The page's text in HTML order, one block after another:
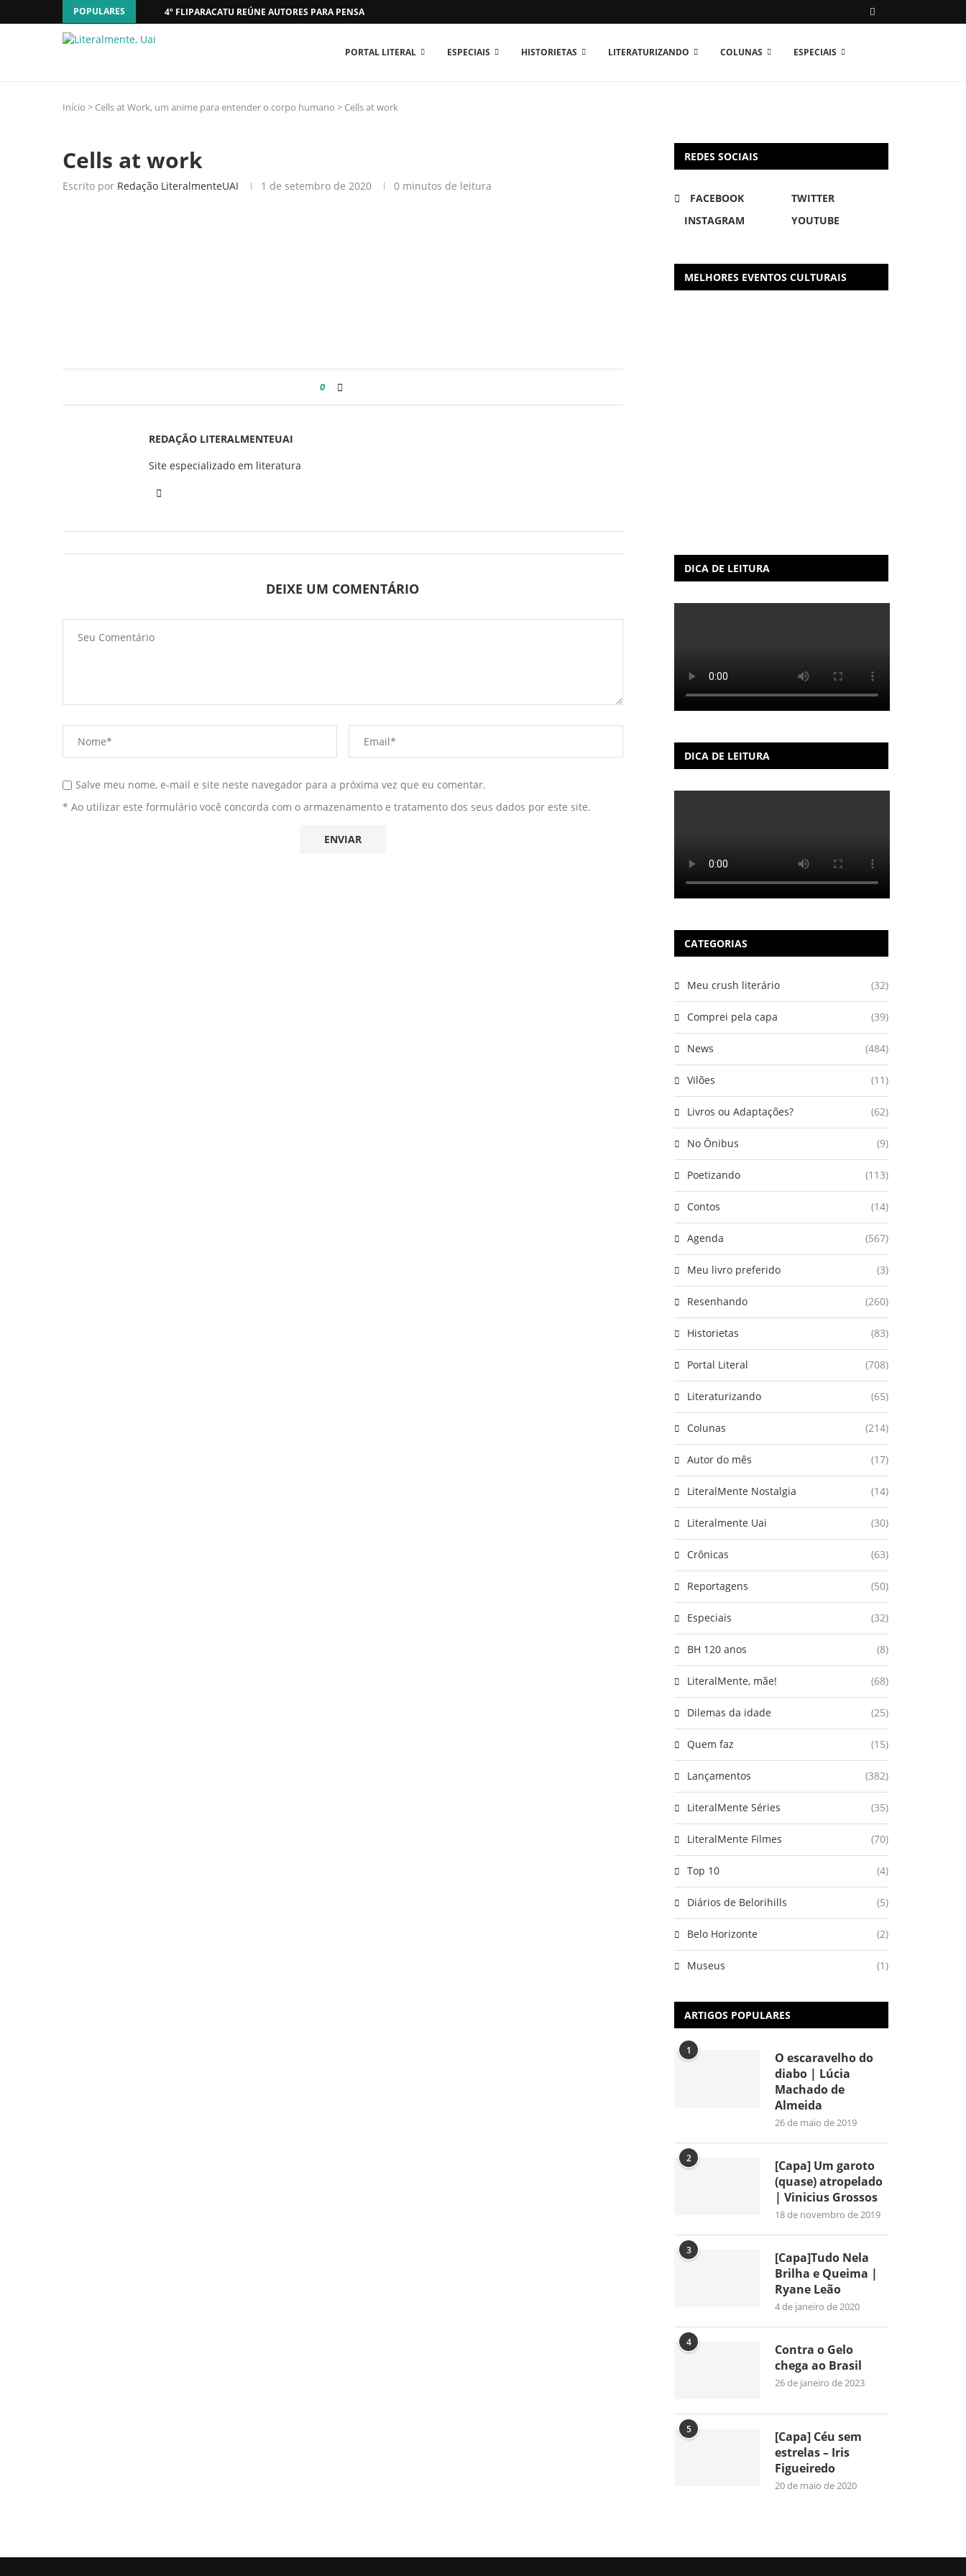
POPULARES 4º FLIPARACATU REÚNE AUTORES PARA PENSAR O MUNDO...
PORTAL LITERAL ESPECIAIS HISTORIETAS LITERATURIZANDO COLUNAS ESPECIAIS
Início > Cells at Work, um anime para entender o corpo humano > Cells at work
Cells at work
Escrito por Redação LiteralmenteUAI 1 de setembro de 2020 0 minutos de leitura
0
REDAÇÃO LITERALMENTEUAI
Site especializado em literatura
DEIXE UM COMENTÁRIO
Salve meu nome, e-mail e site neste navegador para a próxima vez que eu comentar.
* Ao utilizar este formulário você concorda com o armazenamento e tratamento dos seus dados por este site.
REDES SOCIAIS
FACEBOOK
TWITTER
INSTAGRAM
YOUTUBE
MELHORES EVENTOS CULTURAIS
DICA DE LEITURA
DICA DE LEITURA
CATEGORIAS
Meu crush literário (32)
Comprei pela capa (39)
News (484)
Vilões (11)
Livros ou Adaptações? (62)
No Ônibus (9)
Poetizando (113)
Contos (14)
Agenda (567)
Meu livro preferido (3)
Resenhando (260)
Historietas (83)
Portal Literal (708)
Literaturizando (65)
Colunas (214)
Autor do mês (17)
LiteralMente Nostalgia (14)
Literalmente Uai (30)
Crônicas (63)
Reportagens (50)
Especiais (32)
BH 120 anos (8)
LiteralMente, mãe! (68)
Dilemas da idade (25)
Quem faz (15)
Lançamentos (382)
LiteralMente Séries (35)
LiteralMente Filmes (70)
Top 10 (4)
Diários de Belorihills (5)
Belo Horizonte (2)
Museus (1)
ARTIGOS POPULARES
1
O escaravelho do
diabo | Lúcia
Machado de
Almeida
26 de maio de 2019
2
[Capa] Um garoto
(quase) atropelado
| Vinicius Grossos
18 de novembro de 2019
3
[Capa]Tudo Nela
Brilha e Queima |
Ryane Leão
4 de janeiro de 2020
4
Contra o Gelo
chega ao Brasil
26 de janeiro de 2023
5
[Capa] Céu sem
estrelas – Iris
Figueiredo
20 de maio de 2020